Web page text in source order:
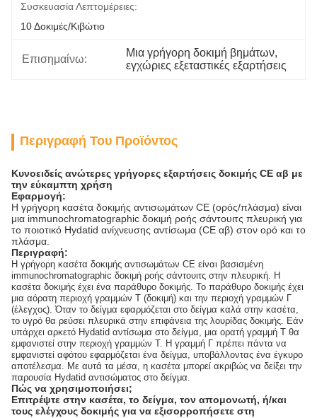
Συσκευασία Λεπτομέρειες:
10 Δοκιμές/κιβώτιο
Επισημαίνω:
Μια γρήγορη δοκιμή βημάτων,
εγχώριες εξεταστικές εξαρτήσεις
Περιγραφή Του Προϊόντος
Κυνοειδείς ανώτερες γρήγορες εξαρτήσεις δοκιμής CE αβ με
την εύκαμπτη χρήση
Εφαρμογή:
Η γρήγορη κασέτα δοκιμής αντισωμάτων CE (ορός/πλάσμα) είναι
μια immunochromatographic δοκιμή ροής σάντουιτς πλευρική για
το ποιοτικό Hydatid ανίχνευσης αντίσωμα (CE αβ) στον ορό και το
πλάσμα.
Περιγραφή:
Η γρήγορη κασέτα δοκιμής αντισωμάτων CE είναι βασισμένη
immunochromatographic δοκιμή ροής σάντουιτς στην πλευρική. Η
κασέτα δοκιμής έχει ένα παράθυρο δοκιμής. Το παράθυρο δοκιμής έχει
μια αόρατη περιοχή γραμμών Τ (δοκιμή) και την περιοχή γραμμών Γ
(έλεγχος). Όταν το δείγμα εφαρμόζεται στο δείγμα καλά στην κασέτα,
το υγρό θα ρεύσει πλευρικά στην επιφάνεια της λουρίδας δοκιμής. Εάν
υπάρχει αρκετό Hydatid αντίσωμα στο δείγμα, μια ορατή γραμμή Τ θα
εμφανιστεί στην περιοχή γραμμών Τ. Η γραμμή Γ πρέπει πάντα να
εμφανιστεί αφότου εφαρμόζεται ένα δείγμα, υποβάλλοντας ένα έγκυρο
αποτέλεσμα. Με αυτά τα μέσα, η κασέτα μπορεί ακριβώς να δείξει την
παρουσία Hydatid αντισώματος στο δείγμα.
Πώς να χρησιμοποιήσει;
Επιτρέψτε στην κασέτα, το δείγμα, τον απομονωτή, ή/και
τους ελέγχους δοκιμής για να εξισορροπήσετε στη